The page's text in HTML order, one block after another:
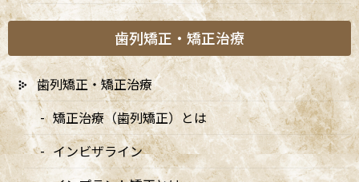
は、先進の口腔内スキャナー「iTero」を導入しています。
このデジタルスキャナーは、従来の印象材を使用すること
なく、患者様の口腔内を迅速かつ正確にスキャンできるた
め、より快適な診療体験を提供します。iTeroを使用するこ
とで、歯型取りの精度が向上し、治療計画を立てる際の情報
が豊富になるため、治療結果の向上にもつながります。
特にインビザラインをはじめとする矯正治療において、
iTeroの導入は欠かせない要素となっています。患者様が安
心して治療を受けられる環境を整えるために、先進技術を
歯列矯正・矯正治療
歯列矯正・矯正治療
矯正治療（歯列矯正）とは
インビザライン